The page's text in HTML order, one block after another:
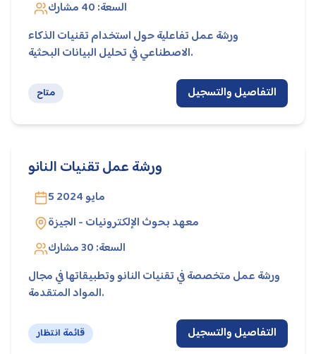
السعة:40مشارك
ورشة عمل تفاعلية حول استخدام تقنيات الذكاء
الاصطناعي في تحليل البيانات البحثية.
متاح التفاصيل والتسجيل
ورشة عمل تقنيات النانو
5 مايو 2024
معهد بحوث الإلكترونيات - الجيزة
السعة:30مشارك
ورشة عمل متخصصة في تقنيات النانو وتطبيقاتها في مجال
المواد المتقدمة.
قائمة انتظار التفاصيل والتسجيل